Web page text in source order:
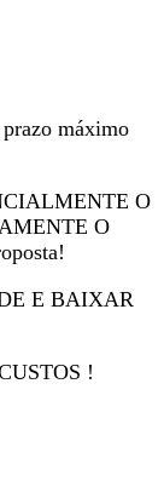
máximo
O
O
E BAIXAR
!